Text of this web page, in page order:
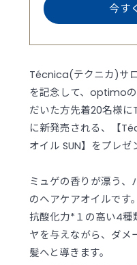
今す
Técnica(テクニカ)サ
を記念して、optimo
だいた方先着20名様
に新発売される、【
オイル SUN】をプレゼ
ミュゲの香りが漂う、
のヘアケアオイルです。
抗酸化力*１の高い4種
ヤを与えながら、ダメ
髪へと導きます。